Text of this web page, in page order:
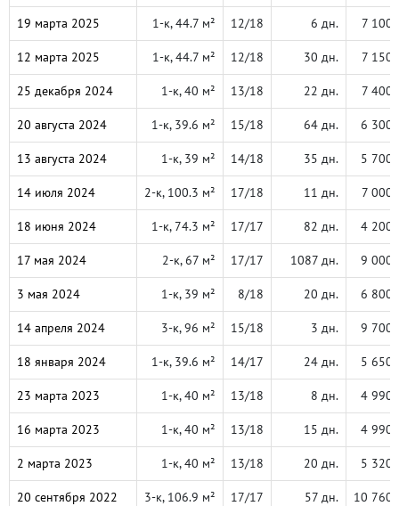
19 марта 2025 1-к, 44.7 м² 12/18 6 дн. 7 100
12 марта 2025 1-к, 44.7 м² 12/18 30 дн. 7 150
25 декабря 2024 1-к, 40 м² 13/18 22 дн. 7 400
20 августа 2024 1-к, 39.6 м² 15/18 64 дн. 6 300
13 августа 2024 1-к, 39 м² 14/18 35 дн. 5 700
14 июля 2024 2-к, 100.3 м² 17/18 11 дн. 7 000
18 июня 2024 1-к, 74.3 м² 17/17 82 дн. 4 200
17 мая 2024 2-к, 67 м² 17/17 1087 дн. 9 000
3 мая 2024 1-к, 39 м² 8/18 20 дн. 6 800
14 апреля 2024 3-к, 96 м² 15/18 3 дн. 9 700
18 января 2024 1-к, 39.6 м² 14/17 24 дн. 5 650
23 марта 2023 1-к, 40 м² 13/18 8 дн. 4 990
16 марта 2023 1-к, 40 м² 13/18 15 дн. 4 990
2 марта 2023 1-к, 40 м² 13/18 20 дн. 5 320
20 сентября 2022 3-к, 106.9 м² 17/17 57 дн. 10 760